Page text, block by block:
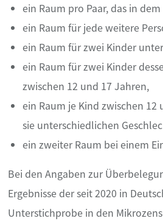
ein Raum pro Paar, das in
ein Raum für jede weitere
ein Raum für zwei Kinder
ein Raum für zwei Kinder
zwischen 12 und 17 Jahren,
ein Raum je Kind zwischen
sie unterschiedlichen
ein zweiter Raum bei einem
Bei den Angaben zur
Ergebnisse der seit 2020 in
Unterstichprobe in den